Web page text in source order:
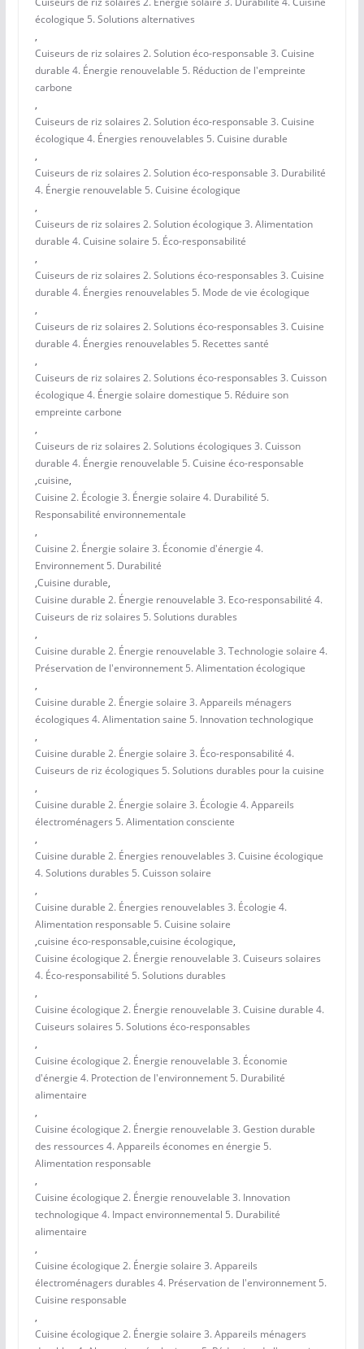
écologique 5. Solutions alternatives
,
Cuiseurs de riz solaires 2. Solution éco-responsable 3. Cuisine
durable 4. Énergie renouvelable 5. Réduction de l'empreinte
carbone
,
Cuiseurs de riz solaires 2. Solution éco-responsable 3. Cuisine
écologique 4. Énergies renouvelables 5. Cuisine durable
,
Cuiseurs de riz solaires 2. Solution éco-responsable 3. Durabilité
4. Énergie renouvelable 5. Cuisine écologique
,
Cuiseurs de riz solaires 2. Solution écologique 3. Alimentation
durable 4. Cuisine solaire 5. Éco-responsabilité
,
Cuiseurs de riz solaires 2. Solutions éco-responsables 3. Cuisine
durable 4. Énergies renouvelables 5. Mode de vie écologique
,
Cuiseurs de riz solaires 2. Solutions éco-responsables 3. Cuisine
durable 4. Énergies renouvelables 5. Recettes santé
,
Cuiseurs de riz solaires 2. Solutions éco-responsables 3. Cuisson
écologique 4. Énergie solaire domestique 5. Réduire son
empreinte carbone
,
Cuiseurs de riz solaires 2. Solutions écologiques 3. Cuisson
durable 4. Énergie renouvelable 5. Cuisine éco-responsable
,cuisine,
Cuisine 2. Écologie 3. Énergie solaire 4. Durabilité 5.
Responsabilité environnementale
,
Cuisine 2. Énergie solaire 3. Économie d'énergie 4.
Environnement 5. Durabilité
,Cuisine durable,
Cuisine durable 2. Énergie renouvelable 3. Eco-responsabilité 4.
Cuiseurs de riz solaires 5. Solutions durables
,
Cuisine durable 2. Énergie renouvelable 3. Technologie solaire 4.
Préservation de l'environnement 5. Alimentation écologique
,
Cuisine durable 2. Énergie solaire 3. Appareils ménagers
écologiques 4. Alimentation saine 5. Innovation technologique
,
Cuisine durable 2. Énergie solaire 3. Éco-responsabilité 4.
Cuiseurs de riz écologiques 5. Solutions durables pour la cuisine
,
Cuisine durable 2. Énergie solaire 3. Écologie 4. Appareils
électroménagers 5. Alimentation consciente
,
Cuisine durable 2. Énergies renouvelables 3. Cuisine écologique
4. Solutions durables 5. Cuisson solaire
,
Cuisine durable 2. Énergies renouvelables 3. Écologie 4.
Alimentation responsable 5. Cuisine solaire
,cuisine éco-responsable,cuisine écologique,
Cuisine écologique 2. Énergie renouvelable 3. Cuiseurs solaires
4. Éco-responsabilité 5. Solutions durables
,
Cuisine écologique 2. Énergie renouvelable 3. Cuisine durable 4.
Cuiseurs solaires 5. Solutions éco-responsables
,
Cuisine écologique 2. Énergie renouvelable 3. Économie
d'énergie 4. Protection de l'environnement 5. Durabilité
alimentaire
,
Cuisine écologique 2. Énergie renouvelable 3. Gestion durable
des ressources 4. Appareils économes en énergie 5.
Alimentation responsable
,
Cuisine écologique 2. Énergie renouvelable 3. Innovation
technologique 4. Impact environnemental 5. Durabilité
alimentaire
,
Cuisine écologique 2. Énergie solaire 3. Appareils
électroménagers durables 4. Préservation de l'environnement 5.
Cuisine responsable
,
Cuisine écologique 2. Énergie solaire 3. Appareils ménagers